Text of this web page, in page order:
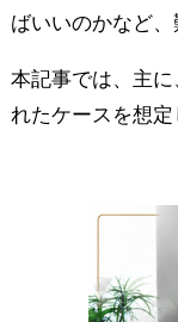
ばいいのかなど、
本記事では、主
れたケースを想定